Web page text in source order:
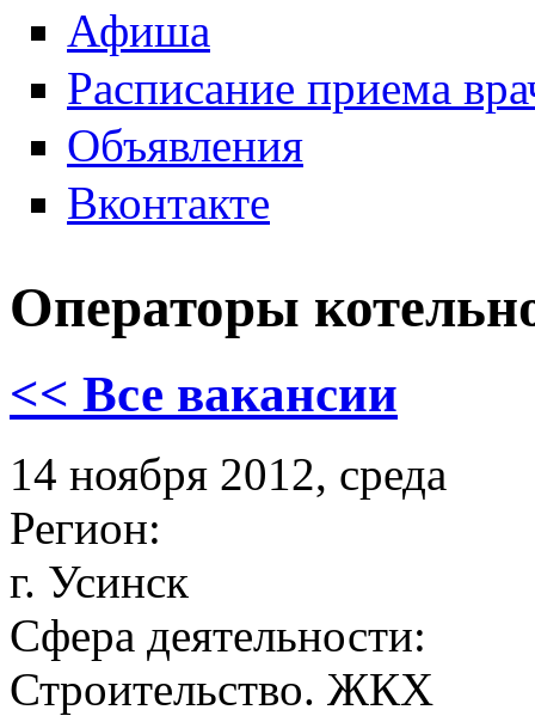
Афиша
Расписание приема
Объявления
Вконтакте
Операторы
<< Все вакансии
14 ноября 2012, среда
Регион:
г. Усинск
Сфера деятельности:
Строительство. ЖКХ